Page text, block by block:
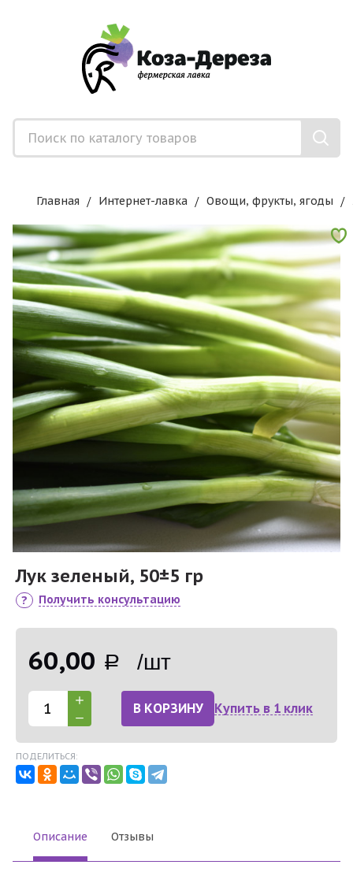
Главная Интернет-лавка Овощи, фрукты, ягоды
Лук зеленый, 50±5 гр
Получить консультацию
60,00 Р /шт
В КОРЗИНУ Купить в 1 клик
ПОДЕЛИТЬСЯ:
Описание Отзывы